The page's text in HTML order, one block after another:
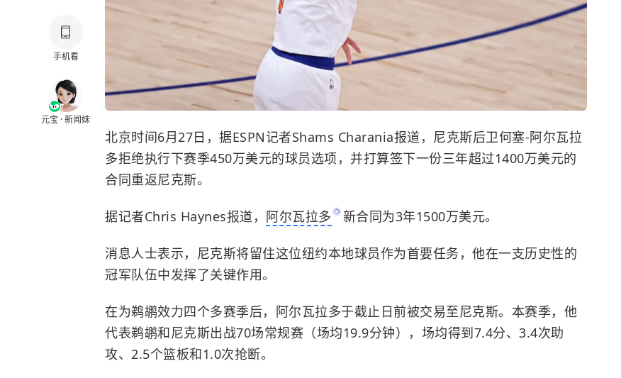
手机看
元宝 · 新闻妹
北京时间6月27日，据ESPN记者Shams Charania报道， 尼克斯后卫何塞-阿尔瓦拉
多拒绝执行下赛季450万美元的球员选项，并打算签下一份三年超过1400万美元的
合同重返尼克斯。
据记者Chris Haynes报道， 阿尔瓦拉多 新合同为3年1500万美元。
消息人士表示，尼克斯将留住这位纽约本地球员作为首要任务，他在一支历史性的
冠军队伍中发挥了关键作用。
在为鹈鹕效力四个多赛季后，阿尔瓦拉多于截止日前被交易至尼克斯。本赛季，他
代表鹈鹕和尼克斯出战70场常规赛（场均19.9分钟），场均得到7.4分、3.4次助
攻、2.5个篮板和1.0次抢断。